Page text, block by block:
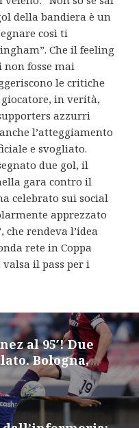
della bandiera è un
così ti
Che il feeling
fosse mai
le critiche
in verità,
azzurri
l’atteggiamento
e svogliato.
due gol, il
gara contro il
celebrato sui social
apprezzato
che rendeva l’idea
rete in Coppa
il pass per i
al 95′! Due
Bologna,